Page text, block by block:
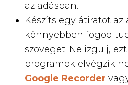
az adásban.
Készíts egy átiratot az
könnyebben fogod
szöveget. Ne izgulj,
programok elvégzik
Google Recorder